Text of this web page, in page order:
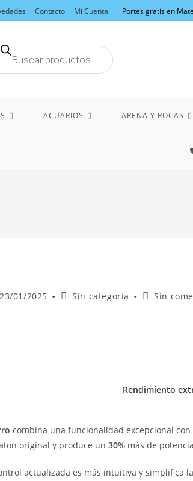
Contacto Mi Cuenta Portes gratis en
ACUARIOS ARENA Y ROCAS
23/01/2025 Sin categoría Sin
Rendimiento
combina una funcionalidad excepcional
original y produce un 30% más de
actualizada es más intuitiva y simplifica